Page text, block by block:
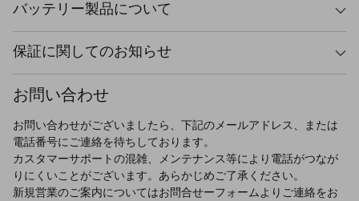
バッテリー製品について
保証に関してのお知らせ
お問い合わせ
お問い合わせがございましたら、下記のメールアドレス、または
電話番号にご連絡を待ちしております。
カスタマーサポートの混雑、メンテナンス等により電話がつなが
りにくいことがございます。あらかじめご了承ください。
新規営業のご案内についてはお問合せーフォームよりご連絡をお